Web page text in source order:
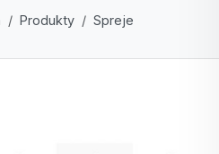
Produkty Spreje